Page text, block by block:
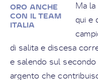
ORO ANCHE
CON IL TEAM
ITALIA
Ma
qui e
di salita e discesa
e salendo sul
argento che